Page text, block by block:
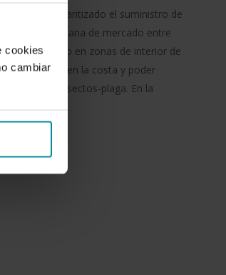
cookies
cambiar
garantizado el suministro de
una ventana de mercado entre
produciendo en zonas de interior de
bajo malla en la costa y poder
a los insectos-plaga. En la